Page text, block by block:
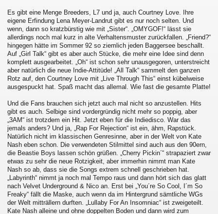
Es gibt eine Menge Breeders, L7 und ja, auch Courtney Love. Ihre
eigene Erfindung Lena Meyer-Landrut gibt es nur noch selten. Und
wenn, dann so kratzbürstig wie mit „Sister“. „OMYGOF!“ lässt sie
allerdings noch mal kurz in alte Verhaltensmuster zurückfallen. „Friend?“
hingegen hätte im Sommer 92 so ziemlich jeden Baggersee beschallt.
Auf „Girl Talk“ gibt es aber auch Stücke, die mehr eine Idee sind denn
komplett ausgearbeitet. „Oh“ ist schon sehr unausgegoren, unterstreicht
aber natürlich die neue Indie-Attitüde! „All Talk“ sammelt den ganzen
Rotz auf, den Courtney Love mit „Live Through This“ einst kübelweise
ausgespuckt hat. Spaß macht das allemal. Wie fast die gesamte Platte!
Und die Fans brauchen sich jetzt auch mal nicht so anzustellen. Hits
gibt es auch. Selbige sind vordergründig nicht mehr so poppig, aber
„3AM“ ist trotzdem ein Hit. Jetzt eben für die Indiedisco. War das
jemals anders? Und ja, „Rap For Rejection“ ist ein, ähm, Rapstück.
Natürlich nicht im klassischen Genresinne, aber in der Welt von Kate
Nash eben schon. Die verwendeten Stilmittel sind auch aus den 90ern,
die Beastie Boys lassen schön grüßen. „Cherry Pickin´“ strapaziert zwar
etwas zu sehr die neue Rotzigkeit, aber immerhin nimmt man Kate
Nash so ab, dass sie die Songs extrem schnell geschrieben hat.
„Labyrinth“ nimmt ja noch mal Tempo raus und dann hört sich das glatt
nach Velvet Underground & Nico an. Erst bei „You´re So Cool, I´m So
Freaky“ fällt die Maske, auch wenn da im Hintergrund sämtliche WGs
der Welt mitträllern durften. „Lullaby For An Insomniac“ ist zweigeteilt.
Kate Nash alleine und ohne doppelten Boden und dann wird zum